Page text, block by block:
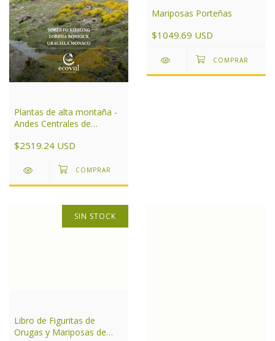
Plantas de alta montaña -
Andes Centrales de
$2519.24 USD
Mariposas Porteñas
$1049.69 USD
SIN STOCK
Libro de Figuritas de
Orugas y Mariposas de